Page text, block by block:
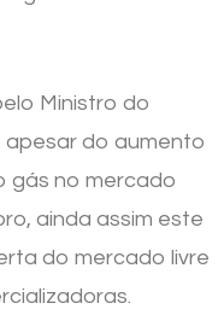
Ministro do
apesar do aumento
gás no mercado
ainda assim este
do mercado livre